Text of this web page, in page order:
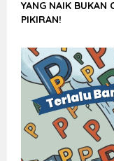
YANG NAIK BUKAN
PIKIRAN!